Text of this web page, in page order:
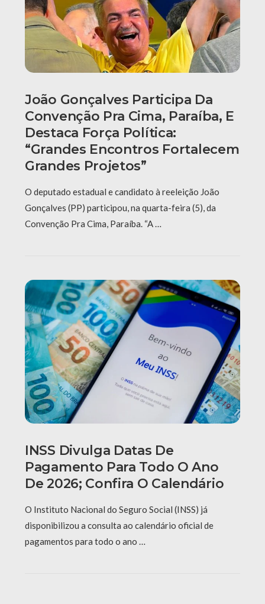
João Gonçalves Participa Da
Convenção Pra Cima, Paraíba, E
Destaca Força Política:
“grandes Encontros Fortalecem
Grandes Projetos”
O deputado estadual e candidato à reeleição João
Gonçalves (PP) participou, na quarta-feira (5), da
Convenção Pra Cima, Paraíba. “A …
INSS Divulga Datas De
Pagamento Para Todo O Ano
De 2026; Confira O Calendário
O Instituto Nacional do Seguro Social (INSS) já
disponibilizou a consulta ao calendário oficial de
pagamentos para todo o ano …